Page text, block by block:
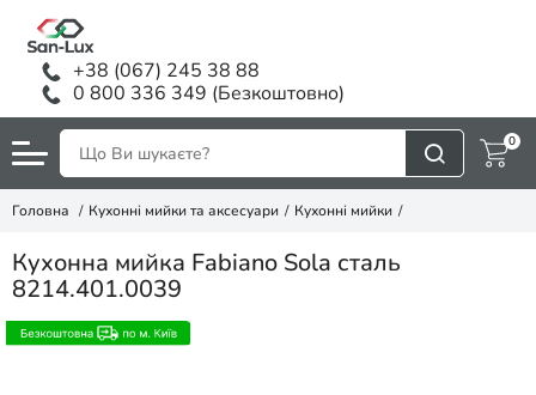
+38 (067) 245 38 88
0 800 336 349 (Безкоштовно)
0
Головна Кухонні мийки та аксесуари Кухонні мийки
Кухонна мийка Fabiano Sola сталь
8214.401.0039